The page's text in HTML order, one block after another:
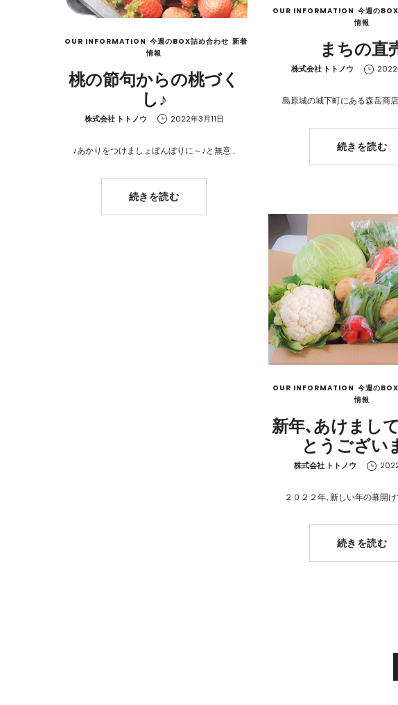
OUR INFORMATION 今週の
情報
まちの直
by
株式会社 トトノウ 2022
島原城の城下町にある森岳商
続きを読む
OUR INFORMATION 今週のBOX詰め合わせ 新着
情報
桃の節句からの桃づく
し♪
by
株式会社 トトノウ 2022年3月11日
♪あかりをつけましょぼんぼりに～♪と無意…
続きを読む
OUR INFORMATION 今週の
情報
新年､あけまし
とうござい
by
株式会社 トトノウ
２０２２年､新しい年の幕開
続きを読む